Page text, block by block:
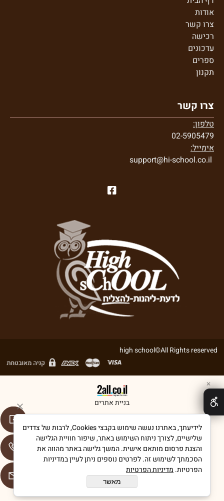
אודות
צרו קשר
רכישה
עדכונים
ספרים
תקנון
צרו קשר
טלפון:
02-5905479
אימייל:
support@hi-school.co.il
בניית אתרים
✕
לידיעתך, באתרנו נעשה שימוש בקבצי Cookies, לרבות של צדדים
שלישיים, לצורך ניתוח השימוש באתר, שיפור חוויית הגלישה
והצגת פרסום מותאם אישית. המשך גלישה באתר מהווה את
הסכמתך לשימוש זה. לפרטים נוספים ניתן לעיין במדיניות
הפרטיות. מדיניות הפרטיות
מאשר